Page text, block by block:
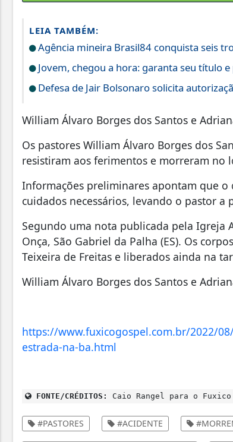
LEIA TAMBÉM:
Agência mineira Brasil84 conquista seis
Jovem, chegou a hora: garanta seu título
Defesa de Jair Bolsonaro solicita
William Álvaro Borges dos Santos e
Os pastores William Álvaro Borges dos
resistiram aos ferimentos e morreram no
Informações preliminares apontam que
cuidados necessários, levando o pastor
Segundo uma nota publicada pela Igreja
Onça, São Gabriel da Palha (ES). Os
Teixeira de Freitas e liberados ainda na
William Álvaro Borges dos Santos e
https://www.fuxicogospel.com.br/2022/
estrada-na-ba.html
FONTE/CRÉDITOS: Caio Rangel para o Fuxico
#PASTORES #ACIDENTE